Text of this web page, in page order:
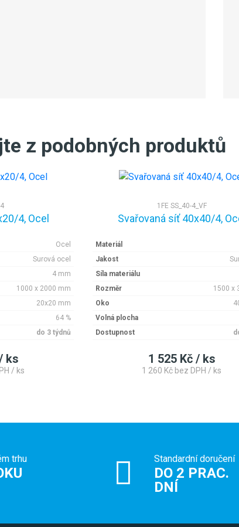
z podobných produktů
4, Ocel
Ocel
Surová ocel
4 mm
1000 x 2000 mm
20x20 mm
64 %
do 3 týdnů
ks
/ ks
1FE SS_40-4_VF
Svařovaná síť 40x40/4,
Materiál
Jakost
Síla materiálu
Rozměr
1500 x
Oko
Volná plocha
Dostupnost
1 525 Kč / ks
1 260 Kč bez DPH / ks
trhu Standardní doručení
DO 2 PRAC.
DNÍ